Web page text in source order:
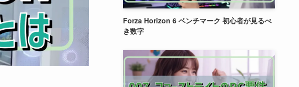
Forza Horizon 6 ベンチマーク 初心者が見るべ
き数字